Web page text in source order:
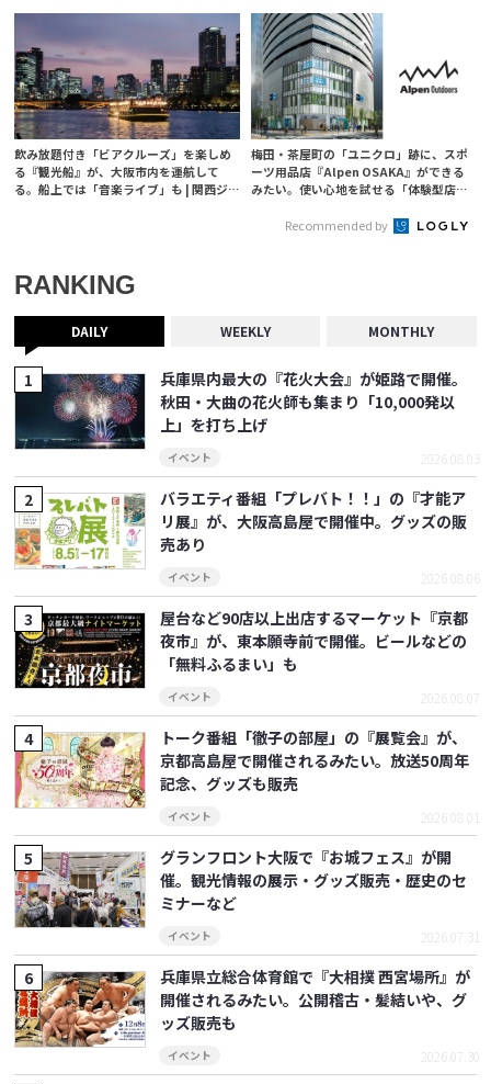
飲み放題付き「ビアクルーズ」を楽しめ
る『観光船』が、大阪市内を運航して
る。船上では「音楽ライブ」も | 関西ジ
梅田・茶屋町の「ユニクロ」跡に、スポ
ーツ用品店『Alpen OSAKA』ができる
みたい。使い心地を試せる「体験型店
Recommended by
RANKING
DAILY WEEKLY MONTHLY
兵庫県内最大の『花火大会』が姫路で開催。
秋田・大曲の花火師も集まり「10,000発以
上」を打ち上げ
イベント 2026.08.03
バラエティ番組「プレバト！！」の『才能ア
リ展』が、大阪高島屋で開催中。グッズの販
売あり
イベント 2026.08.06
屋台など90店以上出店するマーケット『京都
夜市』が、東本願寺前で開催。ビールなどの
「無料ふるまい」も
イベント 2026.08.07
トーク番組「徹子の部屋」の『展覧会』が、
京都高島屋で開催されるみたい。放送50周年
記念、グッズも販売
イベント 2026.08.01
グランフロント大阪で『お城フェス』が開
催。観光情報の展示・グッズ販売・歴史のセ
ミナーなど
イベント 2026.07.31
兵庫県立総合体育館で『大相撲 西宮場所』が
開催されるみたい。公開稽古・髪結いや、グ
ッズ販売も
イベント 2026.07.30